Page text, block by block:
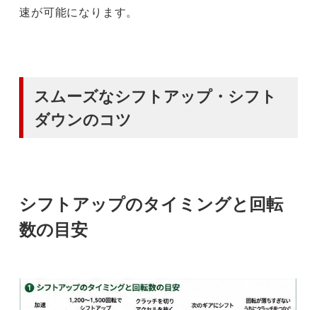
速が可能になります。
スムーズなシフトアップ・シフト
ダウンのコツ
シフトアップのタイミングと回転
数の目安